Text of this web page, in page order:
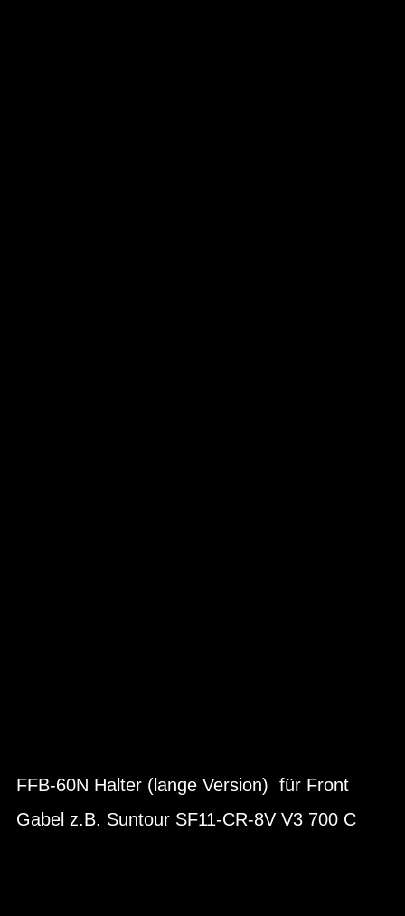
FFB-60N Halter (lange Version) für Front
Gabel z.B. Suntour SF11-CR-8V V3 700 C